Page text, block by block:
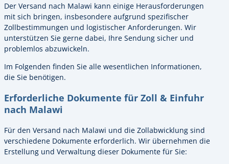
Der Versand nach Malawi kann einige Herausforderungen
mit sich bringen, insbesondere aufgrund spezifischer
Zollbestimmungen und logistischer Anforderungen. Wir
unterstützen Sie gerne dabei, Ihre Sendung sicher und
problemlos abzuwickeln.
Im Folgenden finden Sie alle wesentlichen Informationen,
die Sie benötigen.
Erforderliche Dokumente für Zoll & Einfuhr
nach Malawi
Für den Versand nach Malawi und die Zollabwicklung sind
verschiedene Dokumente erforderlich. Wir übernehmen die
Erstellung und Verwaltung dieser Dokumente für Sie: